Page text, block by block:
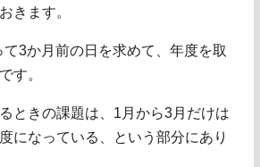
きます。
て3か月前の日を求めて、年度を取
す。
ときの課題は、1月から3月だけは
になっている、という部分にあり